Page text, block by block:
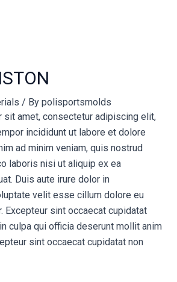
/ By polisportsmolds
sit amet, consectetur adipiscing elit,
incididunt ut labore et dolore
ad minim veniam, quis nostrud
laboris nisi ut aliquip ex ea
Duis aute irure dolor in
velit esse cillum dolore eu
Excepteur sint occaecat cupidatat
culpa qui officia deserunt mollit anim
sint occaecat cupidatat non